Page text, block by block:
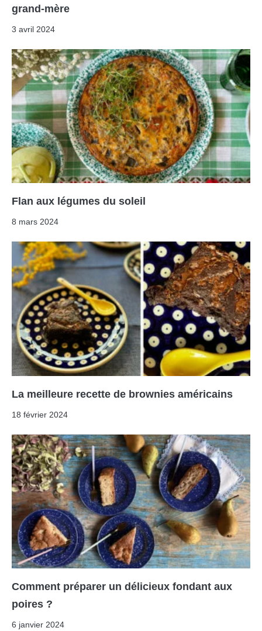
grand-mère
3 avril 2024
Flan aux légumes du soleil
8 mars 2024
La meilleure recette de brownies américains
18 février 2024
Comment préparer un délicieux fondant aux
poires ?
6 janvier 2024